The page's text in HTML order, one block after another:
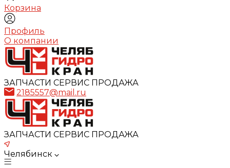
Корзина
Профиль
О компании
ЗАПЧАСТИ СЕРВИС ПРОДАЖА
2185557@mail.ru
ЗАПЧАСТИ СЕРВИС ПРОДАЖА
Челябинск